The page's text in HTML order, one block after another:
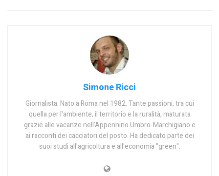
Simone Ricci
Giornalista. Nato a Roma nel 1982. Tante passioni, tra cui
quella per l'ambiente, il territorio e la ruralità, maturata
grazie alle vacanze nell'Appennino Umbro-Marchigiano e
ai racconti dei cacciatori del posto. Ha dedicato parte dei
suoi studi all'agricoltura e all'economia "green".